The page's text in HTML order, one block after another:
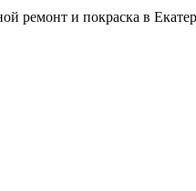
ремонт и покраска в